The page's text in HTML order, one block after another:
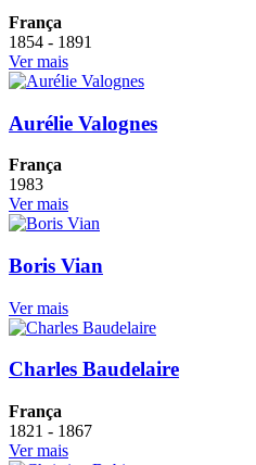
França
1854 - 1891
Ver mais
Aurélie Valognes
França
1983
Ver mais
Boris Vian
Ver mais
Charles Baudelaire
França
1821 - 1867
Ver mais